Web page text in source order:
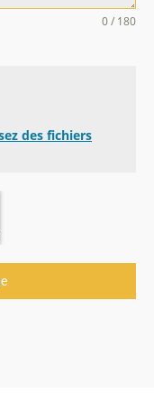
0 / 180
des fichiers